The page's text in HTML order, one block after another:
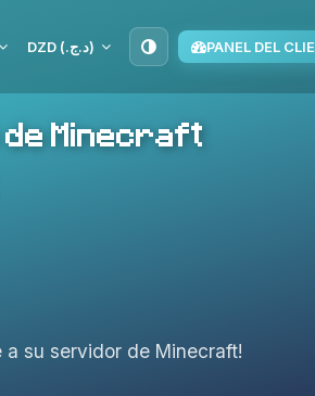
DZD (د.ج.‏) PANEL DEL
Minecraft
a su servidor de Minecraft!